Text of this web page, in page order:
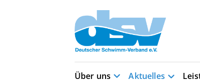
Über uns Aktuelles